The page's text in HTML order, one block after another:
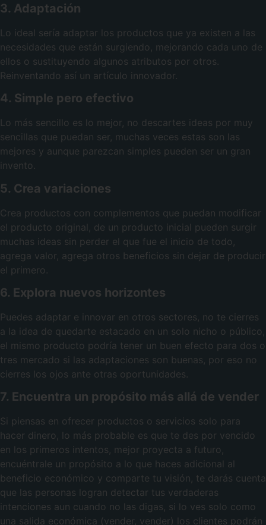
3. Adaptación
Lo ideal sería adaptar los productos que ya existen a las
necesidades que están surgiendo, mejorando cada uno de
ellos o sustituyendo algunos atributos por otros.
Reinventando así un artículo innovador.
4. Simple pero efectivo
Lo más sencillo es lo mejor, no descartes ideas por muy
sencillas que puedan ser, muchas veces estas son las
mejores y aunque parezcan simples pueden ser un gran
invento.
5. Crea variaciones
Crea productos con complementos que puedan modificar
el producto original, de un producto inicial pueden surgir
muchas ideas sin perder el que fue el inicio de todo,
agrega valor, agrega otros beneficios sin dejar de producir
el primero.
6. Explora nuevos horizontes
Puedes adaptar e innovar en otros sectores, no te cierres
a la idea de quedarte estacado en un solo nicho o público,
el mismo producto podría tener un buen efecto para dos o
tres mercado si las adaptaciones son buenas, por eso no
cierres los ojos ante otras oportunidades.
7. Encuentra un propósito más allá de vender
Si piensas en ofrecer productos o servicios solo para
hacer dinero, lo más probable es que te des por vencido
en los primeros intentos, mejor proyecta a futuro,
encuéntrale un propósito a lo que haces adicional al
beneficio económico y comparte tu visión, te darás cuenta
que las personas logran detectar tus verdaderas
intenciones aun cuando no las digas, si lo ves solo como
una salida económica (vender, vender) los clientes podrán